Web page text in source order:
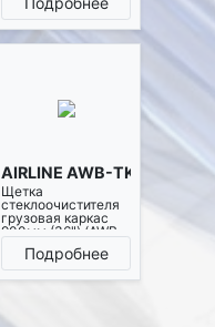
AIRLINE AWB-TK-901
Щетка
стеклоочистителя
грузовая каркас
900мм (36") (AWB-
TK-901)Подробнее